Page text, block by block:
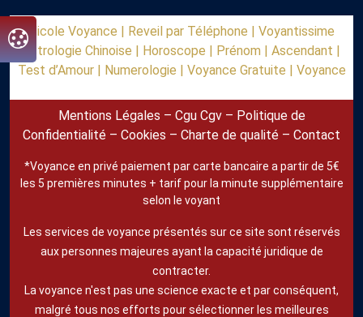
Nicole Voyance | Reveil par Téléphone | Voyantissime
Astrologie Chinoise | Horoscope | Prénom | Ascendant |
Test d’Amour | Numerologie | Voyance Gratuite | Voyance
Mentions Légales – Cgu Cgv– Politique de
Confidentialité – Cookies – Charte de qualité – Contact
*Voyance en privé paiement par carte bancaire a partir de 5€
les 5 premières minutes + tarif pour la minute supplémentaire
selon le voyant
Les services de voyance présentés sur ce site sont réservés
aux personnes majeures ayant la capacité juridique de
contracter.
La voyance n'est pas une science exacte et par conséquent,
malgré tous nos efforts pour sélectionner les meilleures